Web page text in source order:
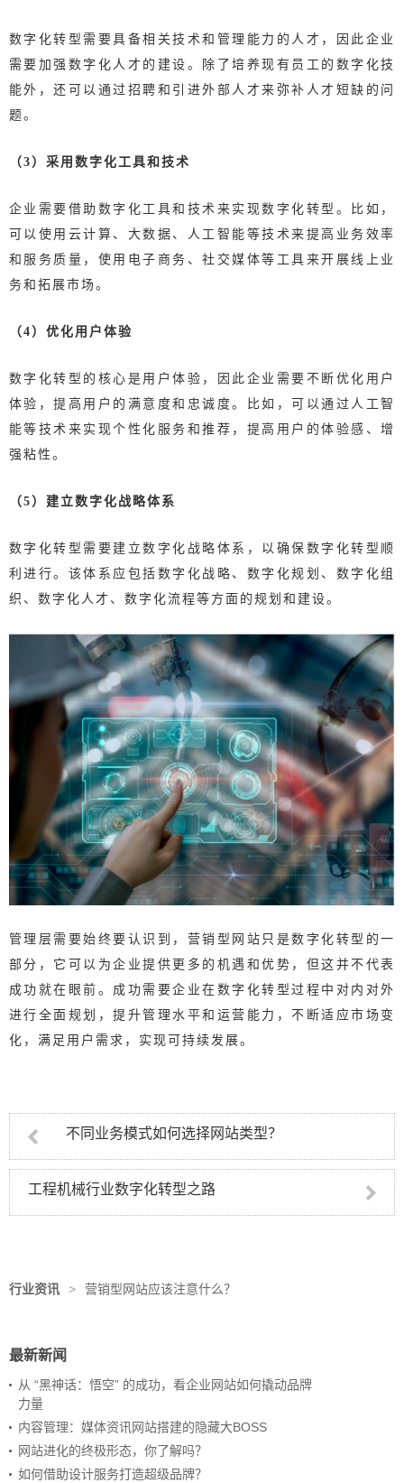
数字化转型需要具备相关技术和管理能力的人才，因此企业
需要加强数字化人才的建设。除了培养现有员工的数字化技
能外，还可以通过招聘和引进外部人才来弥补人才短缺的问
题。
（3）采用数字化工具和技术
企业需要借助数字化工具和技术来实现数字化转型。比如，
可以使用云计算、大数据、人工智能等技术来提高业务效率
和服务质量，使用电子商务、社交媒体等工具来开展线上业
务和拓展市场。
（4）优化用户体验
数字化转型的核心是用户体验，因此企业需要不断优化用户
体验，提高用户的满意度和忠诚度。比如，可以通过人工智
能等技术来实现个性化服务和推荐，提高用户的体验感、增
强粘性。
（5）建立数字化战略体系
数字化转型需要建立数字化战略体系，以确保数字化转型顺
利进行。该体系应包括数字化战略、数字化规划、数字化组
织、数字化人才、数字化流程等方面的规划和建设。
管理层需要始终要认识到，营销型网站只是数字化转型的一
部分，它可以为企业提供更多的机遇和优势，但这并不代表
成功就在眼前。成功需要企业在数字化转型过程中对内对外
进行全面规划，提升管理水平和运营能力，不断适应市场变
化，满足用户需求，实现可持续发展。
不同业务模式如何选择网站类型？
工程机械行业数字化转型之路
行业资讯 > 营销型网站应该注意什么？
最新新闻
从 “黑神话：悟空” 的成功，看企业网站如何撬动品牌
力量
内容管理：媒体资讯网站搭建的隐藏大BOSS
网站进化的终极形态，你了解吗？
如何借助设计服务打造超级品牌？